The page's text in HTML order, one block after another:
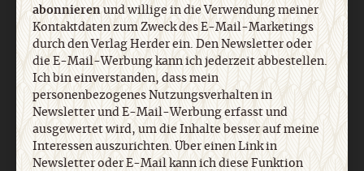
Nach oben
abonnierenund willige in die Verwendung meiner
Kontaktdaten zum Zweck des E-Mail-Marketings
durch den Verlag Herder ein. Den Newsletter oder
die E-Mail-Werbung kann ich jederzeit abbestellen.
Ich bin einverstanden, dass mein
personenbezogenes Nutzungsverhalten in
Newsletter und E-Mail-Werbung erfasst und
ausgewertet wird, um die Inhalte besser auf meine
Interessen auszurichten. Über einen Link in
Newsletter oder E-Mail kann ich diese Funktion